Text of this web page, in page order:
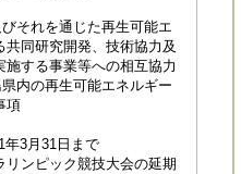
それを通じた再生可能エ
同研究開発、技術協力及
する事業等への相互協力
内の再生可能エネルギー
項
3月31日まで
ンピック競技大会の延期